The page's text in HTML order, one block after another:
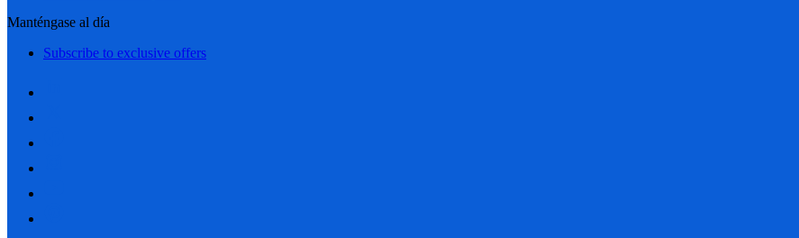
Manténgase al día
Subscribe to exclusive offers